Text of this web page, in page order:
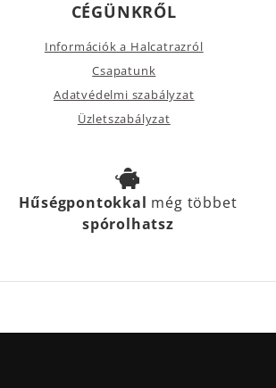
CÉGÜNKRŐL
Információk a Halcatrazról
Csapatunk
Adatvédelmi szabályzat
Üzletszabályzat
Hűségpontokkal még többet
spórolhatsz